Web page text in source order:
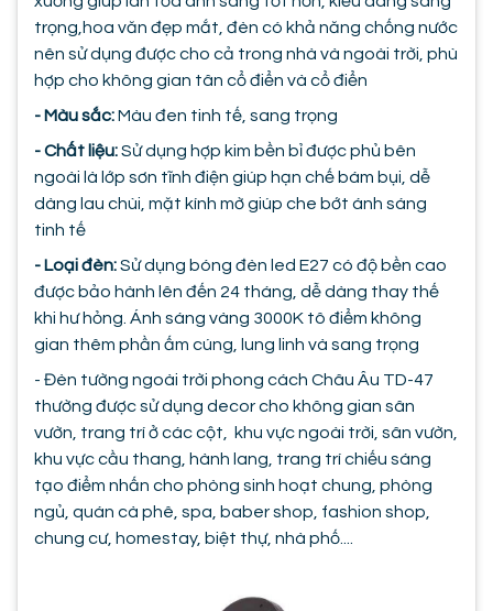
trọng,hoa văn đẹp mắt, đèn có khả năng chống nước
nên sử dụng được cho cả trong nhà và ngoài trời, phù
hợp cho không gian tân cổ điển và cổ điển
- Màu sắc:Màu đen tinh tế, sang trọng
- Chất liệu:Sử dụng hợp kim bền bỉ được phủ bên
ngoài là lớp sơn tĩnh điện giúp hạn chế bám bụi, dễ
dàng lau chùi, mặt kính mờ giúp che bớt ánh sáng
tinh tế
- Loại đèn:Sử dụng bóng đèn led E27 có độ bền cao
được bảo hành lên đến 24 tháng, dễ dàng thay thế
khi hư hỏng. Ánh sáng vàng 3000K tô điểm không
gian thêm phần ấm cúng, lung linh và sang trọng
- Đèn tường ngoài trời phong cách Châu Âu TD-47
thường được sử dụng decor cho không gian sân
vườn, trang trí ở các cột, khu vực ngoài trời, sân vườn,
khu vực cầu thang, hành lang, trang trí chiếu sáng
tạo điểm nhấn cho phòng sinh hoạt chung, phòng
ngủ, quán cà phê, spa, baber shop, fashion shop,
chung cư, homestay, biệt thự, nhà phố....